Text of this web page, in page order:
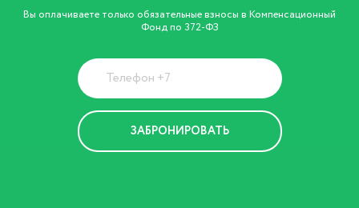
Вы оплачиваете только обязательные взносы в Компенсационный
Фонд по 372-ФЗ